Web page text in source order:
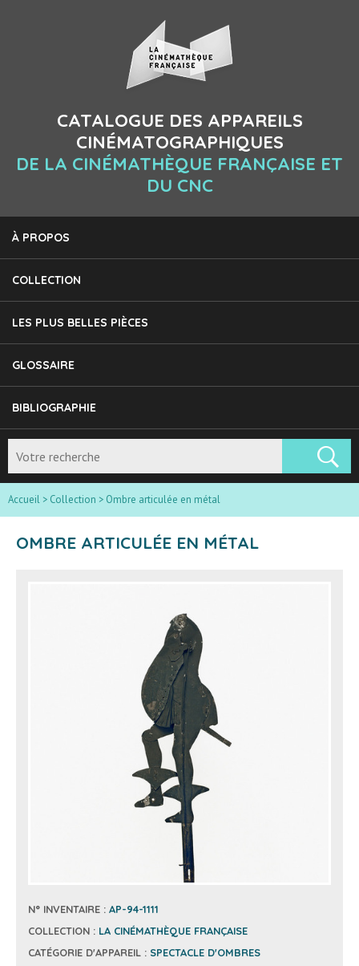
CATALOGUE DES APPAREILS
CINÉMATOGRAPHIQUES
DE LA CINÉMATHÈQUE FRANÇAISE ET
DU CNC
À PROPOS
COLLECTION
LES PLUS BELLES PIÈCES
GLOSSAIRE
BIBLIOGRAPHIE
Accueil > Collection > Ombre articulée en métal
OMBRE ARTICULÉE EN MÉTAL
N° INVENTAIRE : AP-94-1111
COLLECTION : LA CINÉMATHÈQUE FRANÇAISE
CATÉGORIE D'APPAREIL : SPECTACLE D'OMBRES